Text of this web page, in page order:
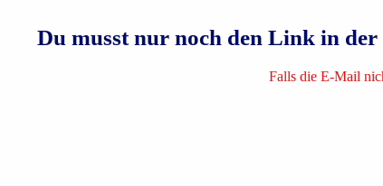
Du musst nur noch den Link in der
Falls die E-Mail